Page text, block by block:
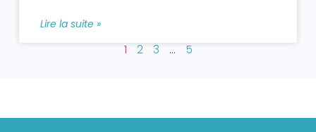
Lire la suite »
1 2 3 … 5